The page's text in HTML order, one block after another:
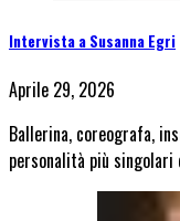
Intervista a Susanna Egri
Aprile 29, 2026
Ballerina, coreografa,
personalità più singolari